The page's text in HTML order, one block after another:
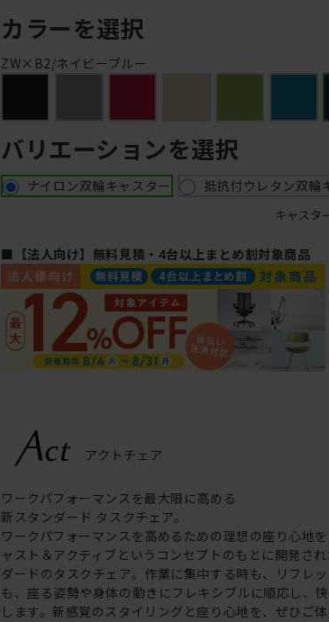
カラーを選択
ZW×B2/ネイビーブルー
バリエーションを選択
ナイロン双輪キャスター 抵抗付ウレタン双輪
キャスタ
■【法人向け】無料見積・4台以上まとめ割対象商品
ワークパフォーマンスを最大限に高める
新スタンダード タスクチェア。
ワークパフォーマンスを高めるための理想の座り心地
ャスト＆アクティブというコンセプトのもとに開発さ
ダードのタスクチェア。作業に集中する時も、リフレ
も、座る姿勢や身体の動きにフレキシブルに順応し、
します。新感覚のスタイリングと座り心地を、ぜひご体